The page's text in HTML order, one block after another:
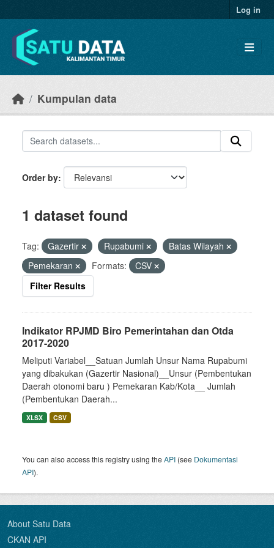
Log in
Kumpulan data
Order by
1 dataset found
Tag: Gazertir Rupabumi
Batas Wilayah
Pemekaran
Formats:
CSV
Filter Results
Indikator RPJMD Biro Pemerintahan dan Otda
2017-2020
Meliputi Variabel__Satuan Jumlah Unsur Nama Rupabumi
yang dibakukan (Gazertir Nasional)__Unsur (Pembentukan
Daerah otonomi baru ) Pemekaran Kab/Kota__ Jumlah
(Pembentukan Daerah...
XLSX CSV
You can also access this registry using theAPI (see Dokumentasi
API).
About Satu Data
CKAN API